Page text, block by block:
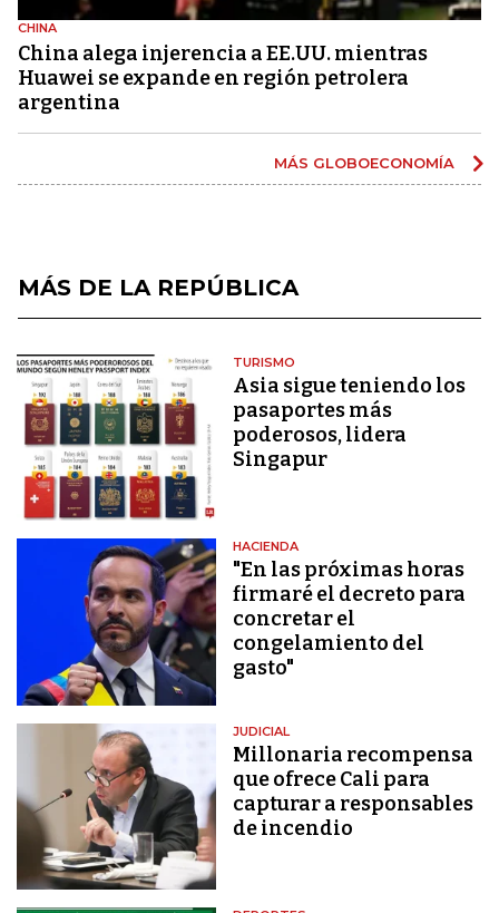
CHINA
China alega injerencia a EE.UU. mientras
Huawei se expande en región petrolera
argentina
MÁS GLOBOECONOMÍA
MÁS DE LA REPÚBLICA
TURISMO
Asia sigue teniendo los
pasaportes más
poderosos, lidera
Singapur
HACIENDA
"En las próximas horas
firmaré el decreto para
concretar el
congelamiento del
gasto"
JUDICIAL
Millonaria recompensa
que ofrece Cali para
capturar a responsables
de incendio